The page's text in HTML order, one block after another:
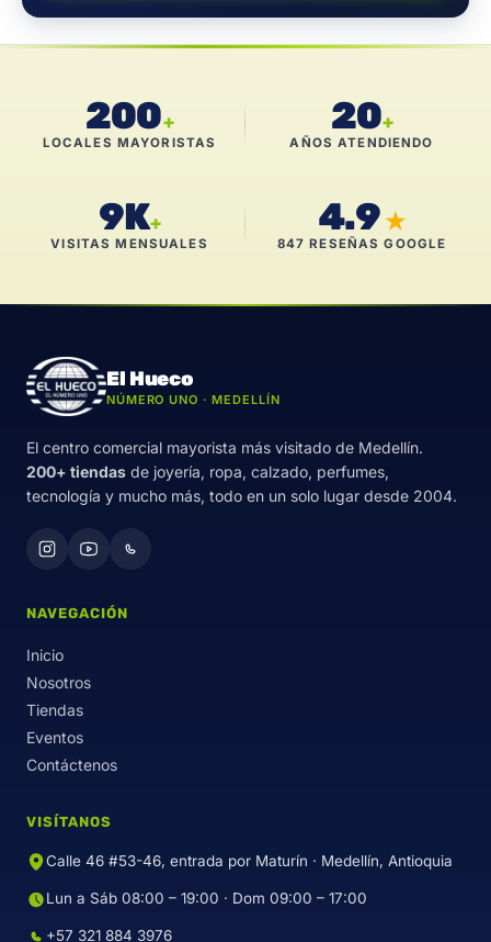
200+
LOCALES MAYORISTAS
20+
AÑOS ATENDIENDO
9K+
VISITAS MENSUALES
4.9 ★
847 RESEÑAS GOOGLE
El Hueco
NÚMERO UNO · MEDELLÍN
El centro comercial mayorista más visitado de Medellín.
200+ tiendas de joyería, ropa, calzado, perfumes,
tecnología y mucho más, todo en un solo lugar desde 2004.
NAVEGACIÓN
Inicio
Nosotros
Tiendas
Eventos
Contáctenos
VISÍTANOS
Calle 46 #53-46, entrada por Maturín · Medellín, Antioquia
Lun a Sáb 08:00 – 19:00 · Dom 09:00 – 17:00
+57 321 884 3976